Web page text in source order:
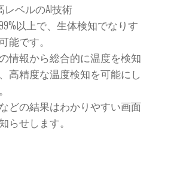
レベルのAI技術
以上で、生体検知でなりす
能です。
情報から総合的に温度を検知
高精度な温度検知を可能にし
どの結果はわかりやすい画面
らせします。